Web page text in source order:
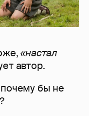
«настал
автор.
бы не